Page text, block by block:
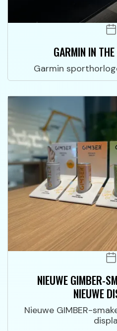
GARMIN IN
Garmin
NIEUWE GIMBER-
NIEUWE
Nieuwe GIMBER-